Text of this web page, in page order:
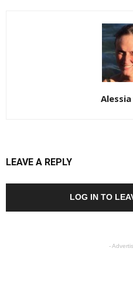
LEAVE A REPLY
LOG IN TO
-